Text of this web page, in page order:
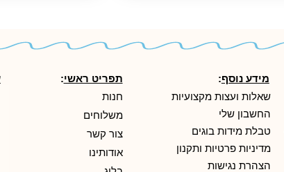
מידע נוסף:
שאלות ועצות מקצועיות
החשבון שלי
טבלת מידות בוגים
מדיניות פרטיות ותקנון
הצהרת נגישות
תפריט ראשי:
חנות
משלוחים
צור קשר
אודותינו